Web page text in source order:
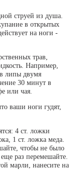
струей из душа.
в открытых
на ноги -
трав,
Например,
липы двумя
30 минут в
или чая.
ваши ноги гудят,
4 ст. ложки
1 ст. ложка меда.
чтобы не было
раз перемешайте.
марли, нанесите на